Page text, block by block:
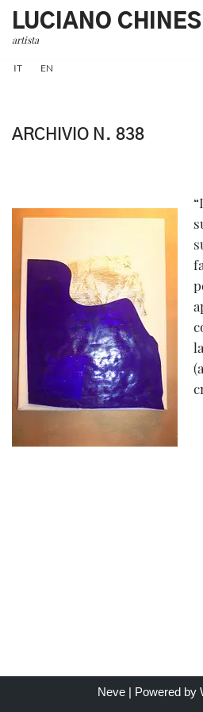
Vai
al
LUCIANO
artista
IT EN
ARCHIVIO N. 838
Neve| Powered by